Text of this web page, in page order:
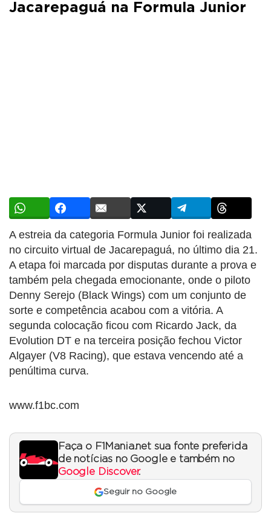
Jacarepaguá na Formula Junior
A estreia da categoria Formula Junior foi realizada
no circuito virtual de Jacarepaguá, no último dia 21.
A etapa foi marcada por disputas durante a prova e
também pela chegada emocionante, onde o piloto
Denny Serejo (Black Wings) com um conjunto de
sorte e competência acabou com a vitória. A
segunda colocação ficou com Ricardo Jack, da
Evolution DT e na terceira posição fechou Victor
Algayer (V8 Racing), que estava vencendo até a
penúltima curva.
www.f1bc.com
Faça o F1Mania.net sua fonte preferida
de notícias no Google e também no
Google Discover.
Seguir no Google